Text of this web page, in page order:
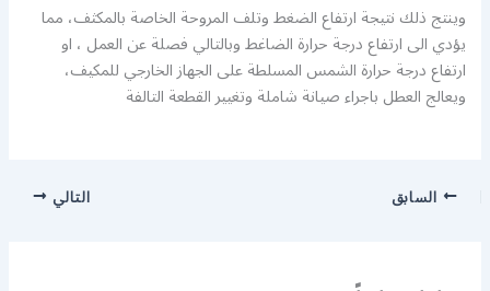
وينتج ذلك نتيجة ارتفاع الضغط وتلف المروحة الخاصة بالمكثف، مما
يؤدي الى ارتفاع درجة حرارة الضاغط وبالتالي فصلة عن العمل ، او
ارتفاع درجة حرارة الشمس المسلطة على الجهاز الخارجي للمكيف،
ويعالج العطل باجراء صيانة شاملة وتغيير القطعة التالفة
السابق التالي